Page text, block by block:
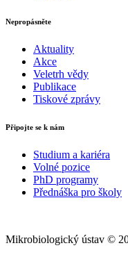
Nepropásněte
Aktuality
Akce
Veletrh vědy
Publikace
Tiskové zprávy
Připojte se k nám
Studium a kariéra
Volné pozice
PhD programy
Přednáška pro školy
Mikrobiologický ústav ©